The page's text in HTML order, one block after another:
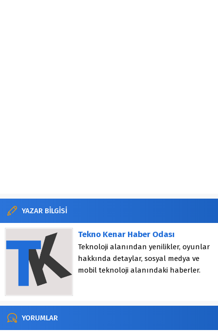
YAZAR BİLGİSİ
Tekno Kenar Haber Odası
Teknoloji alanından yenilikler, oyunlar
hakkında detaylar, sosyal medya ve
mobil teknoloji alanındaki haberler.
YORUMLAR